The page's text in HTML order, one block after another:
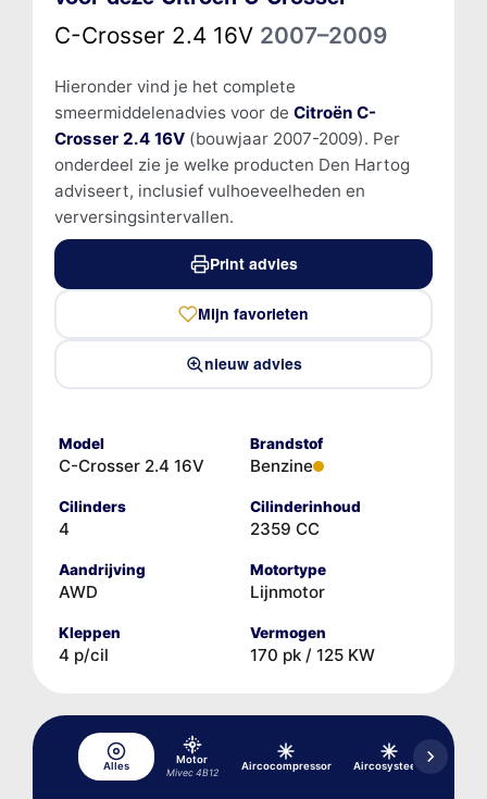
C-Crosser 2.4 16V 2007–2009
Hieronder vind je het complete
smeermiddelenadvies voor de Citroën C-
Crosser 2.4 16V(bouwjaar 2007-2009). Per
onderdeel zie je welke producten Den Hartog
adviseert, inclusief vulhoeveelheden en
verversingsintervallen.
Print advies
Mijn favorieten
nieuw advies
Model
C-Crosser 2.4 16V
Brandstof
Benzine
Cilinders
4
Cilinderinhoud
2359 CC
Aandrijving
AWD
Motortype
Lijnmotor
Kleppen
4 p/cil
Vermogen
170 pk / 125 KW
Alles
Motor
Mivec 4B12
Aircocompressor Aircosysteem